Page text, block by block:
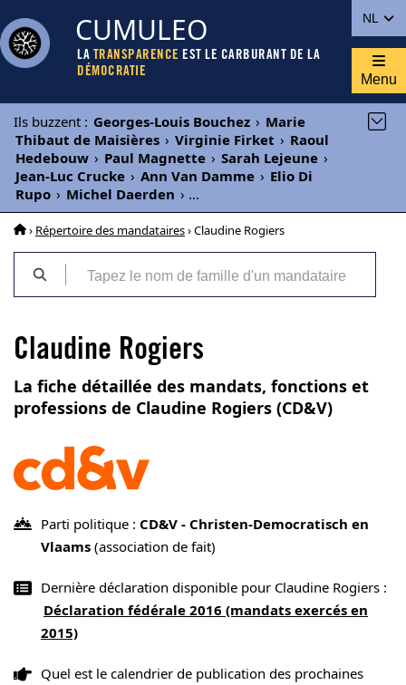
NL
CUMULEO
LA TRANSPARENCE EST LE CARBURANT DE LA
DÉMOCRATIE
Menu
Ils buzzent : Georges-Louis Bouchez › Marie
Thibaut de Maisières › Virginie Firket › Raoul
Hedebouw › Paul Magnette › Sarah Lejeune ›
Jean-Luc Crucke › Ann Van Damme › Elio Di
Rupo › Michel Daerden › ...
› Répertoire des mandataires› Claudine Rogiers
Claudine Rogiers
La fiche détaillée des mandats, fonctions et
professions de Claudine Rogiers (CD&V)
Parti politique : CD&V - Christen-Democratisch en
Vlaams (association de fait)
Dernière déclaration disponible pour Claudine Rogiers :
Déclaration fédérale 2016 (mandats exercés en
2015)
Quel est le calendrier de publication des prochaines